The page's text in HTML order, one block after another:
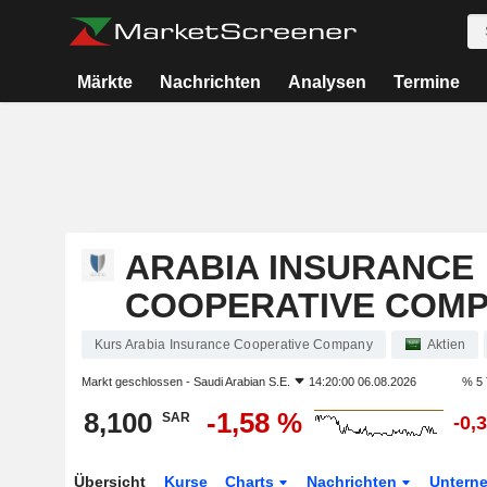
Märkte Nachrichten Analysen Termine
ARABIA INSURANCE
COOPERATIVE
Kurs Arabia Insurance Cooperative Company Aktien
Markt geschlossen - Saudi Arabian S.E. 14:20:00 06.08.2026 % 5
8,100 SAR -1,58 % -
Übersicht Kurse Charts Nachrichten